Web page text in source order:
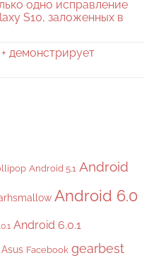
одно исправление
S10, заложенных в
демонстрирует
Android 5.1 Android
Android 6.0
Android 6.0.1
Asus Facebook gearbest